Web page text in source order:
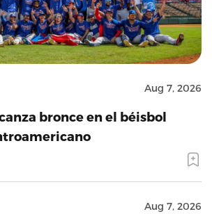
Aug 7, 2026
bronce en el béisbol
Aug 7, 2026